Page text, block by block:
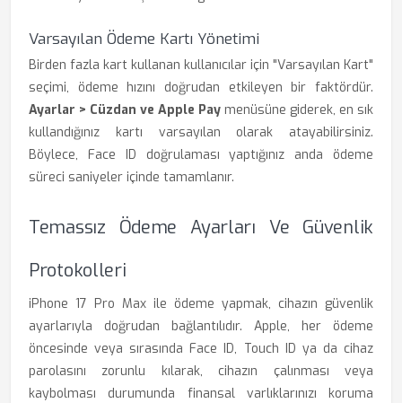
Varsayılan Ödeme Kartı Yönetimi
Birden fazla kart kullanan kullanıcılar için "Varsayılan Kart"
seçimi, ödeme hızını doğrudan etkileyen bir faktördür.
Ayarlar > Cüzdan ve Apple Pay menüsüne giderek, en sık
kullandığınız kartı varsayılan olarak atayabilirsiniz.
Böylece, Face ID doğrulaması yaptığınız anda ödeme
süreci saniyeler içinde tamamlanır.
Temassız Ödeme Ayarları Ve Güvenlik
Protokolleri
iPhone 17 Pro Max ile ödeme yapmak, cihazın güvenlik
ayarlarıyla doğrudan bağlantılıdır. Apple, her ödeme
öncesinde veya sırasında Face ID, Touch ID ya da cihaz
parolasını zorunlu kılarak, cihazın çalınması veya
kaybolması durumunda finansal varlıklarınızı koruma